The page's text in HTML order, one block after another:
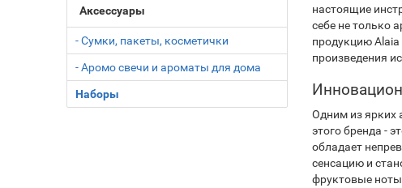
Аксессуары
- Сумки, пакеты, косметички
- Аромо свечи и ароматы для дома
Наборы
настоящие
себе не только
продукцию Alaia
произведения
Одним из ярких
этого бренда -
обладает
сенсацию и
фруктовые